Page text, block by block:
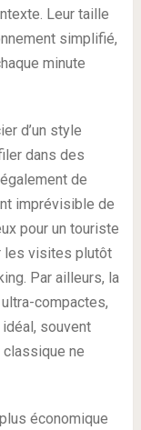
Leur taille
simplifié,
minute
d’un style
dans des
de
imprévisible de
pour un touriste
les visites plutôt
Par ailleurs, la
compactes,
souvent
ne
économique